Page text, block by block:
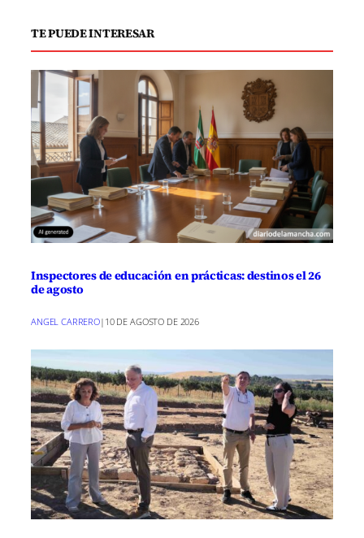
TE PUEDE INTERESAR
Inspectores de educación en prácticas: destinos el 26
de agosto
ANGEL CARRERO| 10 DE AGOSTO DE 2026